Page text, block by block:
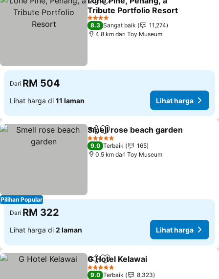
KongsiTambah ke favorit
Tribute Portfolio Resort
4 Bintang
8.3 Sangat baik
11,274
4.8 km dari Toy Museum
Dari RM 504
Lihat harga di 11 laman Lihat harga
Pilihan Popular
KongsiTambah ke favorit
Smell rose beach garden
5 Bintang
9.0 Terbaik
165
0.5 km dari Toy Museum
Dari RM 322
Lihat harga di 2 laman Lihat harga
KongsiTambah ke favorit
G Hotel Kelawai
5 Bintang
9.0 Terbaik
8,323